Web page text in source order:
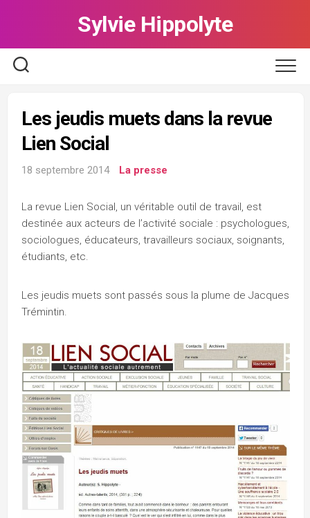
Sylvie Hippolyte
Les jeudis muets dans la revue
Lien Social
18 septembre 2014 La presse
La revue Lien Social, un véritable outil de travail, est
destinée aux acteurs de l’activité sociale : psychologues,
sociologues, éducateurs, travailleurs sociaux, soignants,
étudiants, etc.
Les jeudis muets sont passés sous la plume de Jacques
Trémintin.